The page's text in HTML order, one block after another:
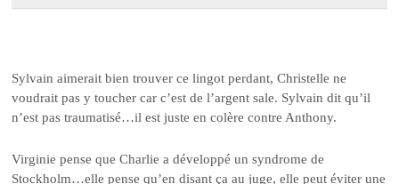
Sylvain aimerait bien trouver ce lingot perdant, Christelle ne
voudrait pas y toucher car c’est de l’argent sale. Sylvain dit qu’il
n’est pas traumatisé…il est juste en colère contre Anthony.
Virginie pense que Charlie a développé un syndrome de
Stockholm…elle pense qu’en disant ça au juge, elle peut éviter une